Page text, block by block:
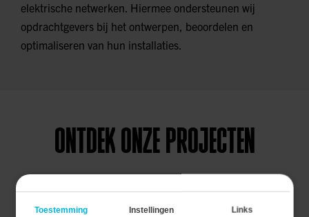
elektrische netwerken. Hiermee ondersteunen wij
opdrachtgevers bij het ontwerpen, beoordelen en
optimaliseren van hun installaties.
ONTDEK ONZE PROJECTEN
project. Van conceptual- tot en met de detailengineering
Toestemming Instellingen Links